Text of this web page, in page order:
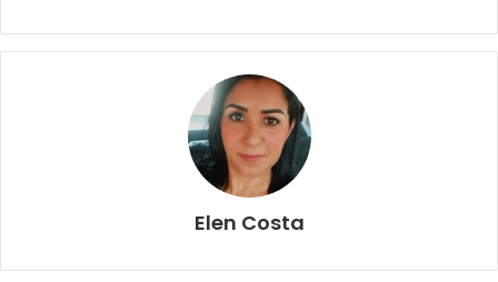
Elen Costa